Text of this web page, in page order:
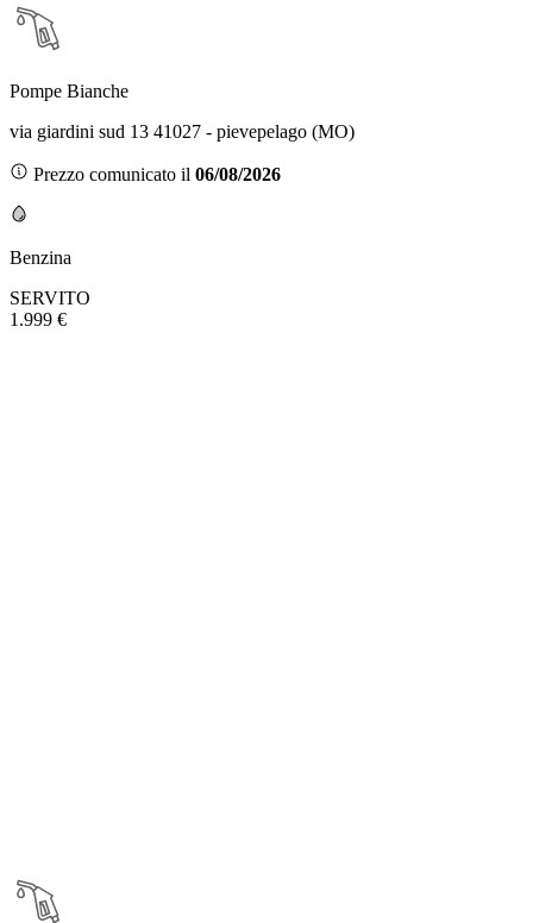
Pompe Bianche
via giardini sud 13 41027 - pievepelago (MO)
Prezzo comunicato il 06/08/2026
Benzina
SERVITO
1.999 €